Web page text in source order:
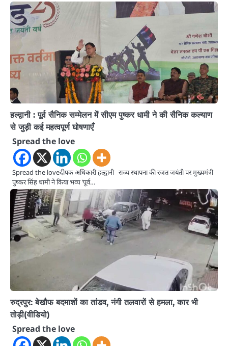
हल्द्वानी : पूर्व सैनिक सम्मेलन में सीएम पुष्कर धामी ने की सैनिक कल्याण
से जुड़ी कई महत्वपूर्ण घोषणाएँ
Spread the love
Spread the loveदीपक अधिकारी हल्द्वानी राज्य स्थापना की रजत जयंती पर मुख्यमंत्री
पुष्कर सिंह धामी ने किया भव्य ‘पूर्व…
रुद्रपुर: बेखौफ बदमाशों का तांडव, नंगी तलवारों से हमला, कार भी
तोड़ी(वीडियो)
Spread the love